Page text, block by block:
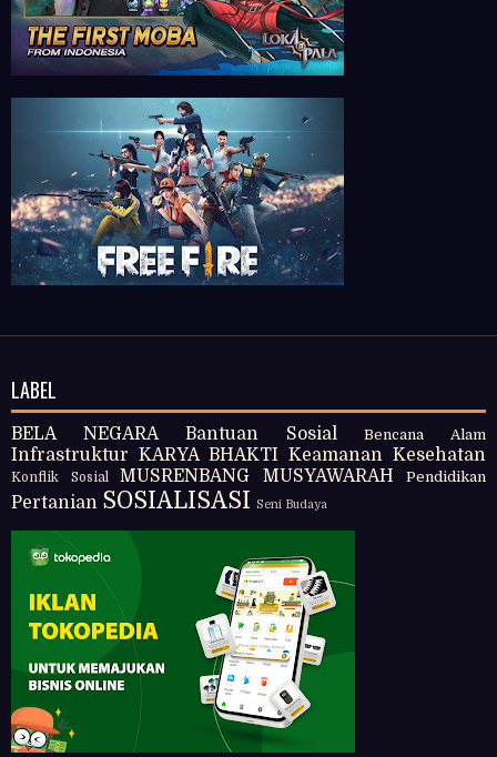
LABEL
BELA NEGARA Bantuan Sosial Bencana Alam
Infrastruktur KARYA BHAKTI Keamanan Kesehatan
Konflik Sosial MUSRENBANG MUSYAWARAH Pendidikan
Pertanian SOSIALISASI Seni Budaya